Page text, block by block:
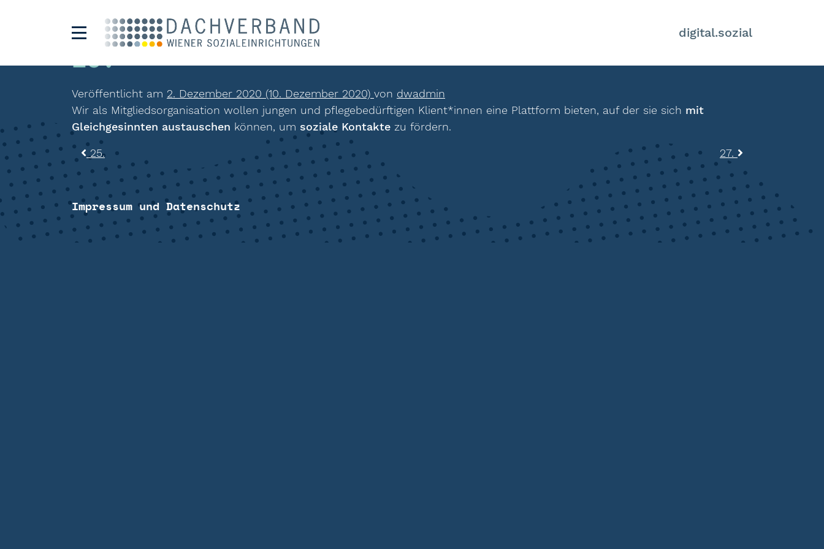
digital.sozial
26.
Veröffentlicht am 2. Dezember 2020 (10. Dezember 2020) von dwadmin
Wir als Mitgliedsorganisation wollen jungen und pflegebedürftigen Klient*innen eine Plattform bieten, auf der sie sich mit
Gleichgesinnten austauschen können, um soziale Kontakte zu fördern.
Beitragsnavigation
25. 27.
Impressum und Datenschutz